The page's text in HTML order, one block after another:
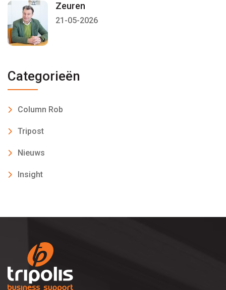
Zeuren
21-05-2026
Categorieën
Column Rob
Tripost
Nieuws
Insight